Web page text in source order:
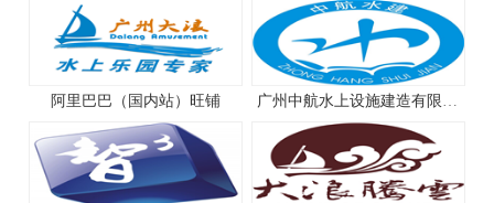
阿里巴巴（国内站）旺铺 广州中航水上设施建造有限公司